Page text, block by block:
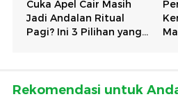
Rekomendasi untuk